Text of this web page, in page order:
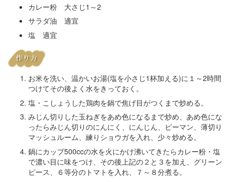
カレー粉 大さじ1～2
サラダ油 適宜
塩 適宜
お米を洗い、温かいお湯(塩を小さじ1杯加える)に１～2時間
つけてその後よく水をきっておく。
塩・こしょうした鶏肉を鍋で焦げ目がつくまで炒める。
みじん切りした玉ねぎをあめ色になるまで炒め、あめ色にな
ったらみじん切りのにんにく、にんじん、ピーマン、薄切り
マッシュルーム、練りショウガを入れ、少々炒める。
鍋にカップ500ccの水を火にかけ沸いてきたらカレー粉・塩
で濃い目に味をつけ、その後上記の２と３を加え、グリーン
ピース、６等分のトマトを入れ、７～８分煮る。